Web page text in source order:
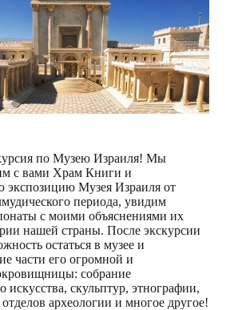
по Музею Израиля! Мы
с вами Храм Книги и
экспозицию Музея Израиля от
периода, увидим
с моими объяснениями их
нашей страны. После экскурсии
остаться в музее и
части его огромной и
собрание
искусства, скульптур, этнографии,
археологии и многое другое!